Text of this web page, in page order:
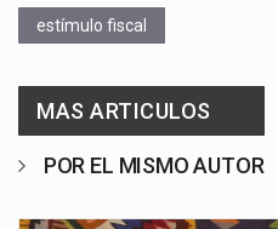
estímulo fiscal
MAS ARTICULOS
POR EL MISMO AUTOR